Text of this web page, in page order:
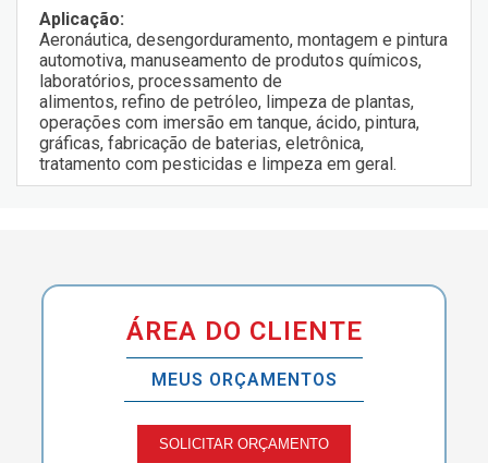
Aplicação:
Aeronáutica, desengorduramento, montagem e pintura
automotiva, manuseamento de produtos químicos,
laboratórios, processamento de
alimentos, refino de petróleo, limpeza de plantas,
operações com imersão em tanque, ácido, pintura,
gráficas, fabricação de baterias, eletrônica,
tratamento com pesticidas e limpeza em geral.
ÁREA DO CLIENTE
MEUS ORÇAMENTOS
SOLICITAR ORÇAMENTO